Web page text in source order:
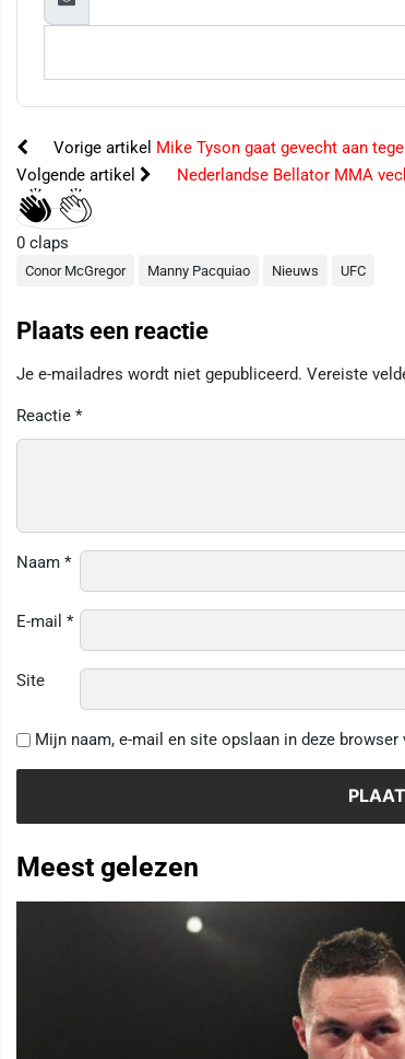
Vorige artikel Mike Tyson gaat gevecht aan
Volgende artikel
Nederlandse Bellator MMA
0 claps
Conor McGregor Manny Pacquiao Nieuws UFC
Plaats een reactie
Je e-mailadres wordt niet gepubliceerd. Vereiste
Reactie *
Naam *
E-mail *
Site
Mijn naam, e-mail en site opslaan in deze
Meest gelezen